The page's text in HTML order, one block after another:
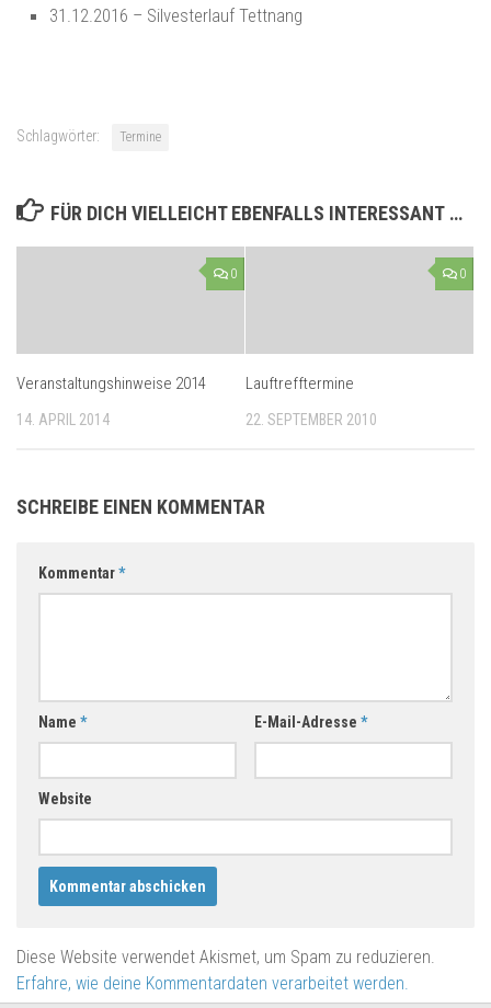
31.12.2016 – Silvesterlauf Tettnang
Schlagwörter: Termine
FÜR DICH VIELLEICHT EBENFALLS INTERESSANT …
0
Veranstaltungshinweise 2014
14. APRIL 2014
0
Lauftrefftermine
22. SEPTEMBER 2010
SCHREIBE EINEN KOMMENTAR
Kommentar*
Name * E-Mail-Adresse *
Website
Diese Website verwendet Akismet, um Spam zu reduzieren.
Erfahre, wie deine Kommentardaten verarbeitet werden.